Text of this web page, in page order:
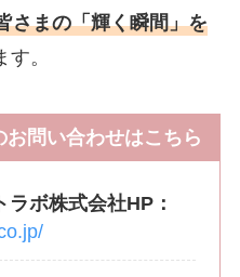
さまの「輝く瞬間」を
。
お問い合わせはこちら
ボ株式会社HP：